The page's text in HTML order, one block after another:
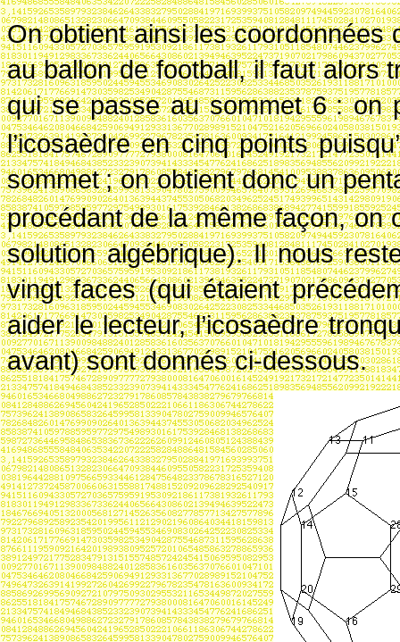
On obtient ainsi les coordonnées
au ballon de football, il faut alors
qui se passe au sommet 6 : on
l’icosaèdre en cinq points
sommet ; on obtient donc un
procédant de la même façon, on
solution algébrique). Il nous
vingt faces (qui étaient
aider le lecteur, l’icosaèdre
avant) sont donnés ci-dessous.